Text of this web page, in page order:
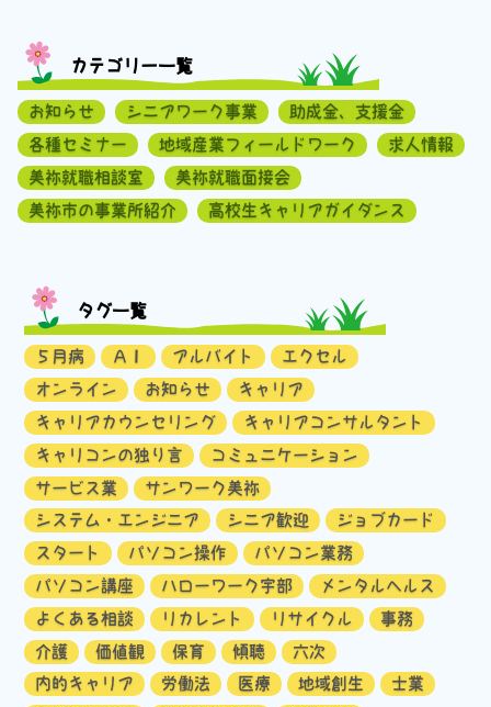
カテゴリー一覧
お知らせ シニアワーク事業
助成金、支援金
各種セミナー
地域産業フィールドワーク
求人情報
美祢就職相談室
美祢就職面接会
美祢市の事業所紹介
高校生キャリアガイダンス
タグ一覧
５月病 ＡＩ アルバイト
エクセル
オンライン
お知らせ
キャリア
キャリアカウンセリング
キャリアコンサルタント
キャリコンの独り言
コミュニケーション
サービス業
サンワーク美祢
システム・エンジニア
シニア歓迎
ジョブカード
スタート
パソコン操作
パソコン業務
パソコン講座
ハローワーク宇部
メンタルヘルス
よくある相談
リカレント リサイクル
事務
介護
価値観 保育 傾聴
六次
内的キャリア
労働法 医療 地域創生
士業